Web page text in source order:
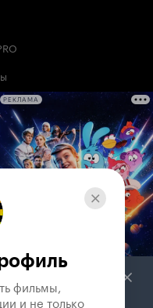
РЕКЛАМА
фильмы,
и не только